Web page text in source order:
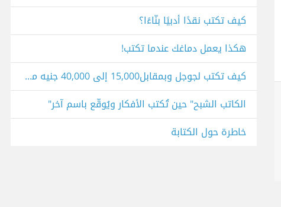
كيف تكتب نقدًا أدبيًا بنّاءًا؟
هكذا يعمل دماغك عندما تكتب!
كيف تكتب لجوجل وبمقابل15,000 إلى 40,000 جنيه مصري
الكاتب الشبح" حين تُكتب الأفكار ويُوقَّع باسم آخر"
خاطرة حول الكتابة